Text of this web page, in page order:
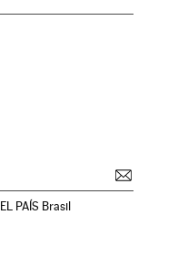
PAÍS Brasil